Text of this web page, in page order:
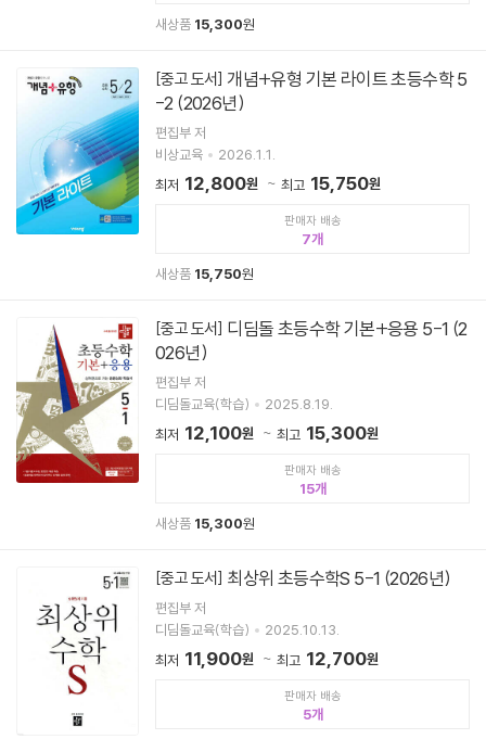
새상품 15,300원
[중고 도서]
-2 (2026년)
편집부 저
비상교육
2026.1.1.
최저 12,800원 최고 15,750원
판매자 배송
7
새상품 15,750원
[중고 도서]
026년)
편집부 저
디딤돌교육(학습)
2025.8.19.
최저 12,100원 최고 15,300원
판매자 배송
15
새상품 15,300원
[중고 도서] 최상위 초등수학S 5-1 (2026년)
편집부 저
디딤돌교육(학습)
2025.10.13.
최저 11,900원 최고 12,700원
판매자 배송
5